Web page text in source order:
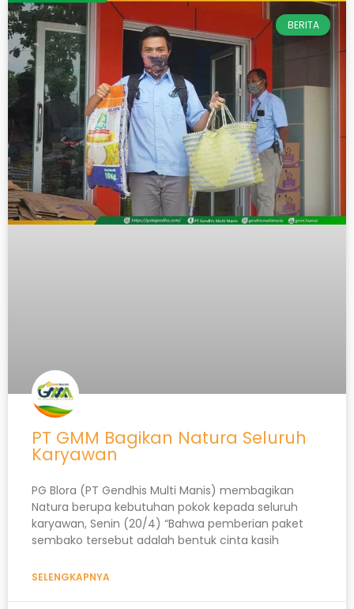
BERITA
PT GMM Bagikan Natura Seluruh
Karyawan
PG Blora (PT Gendhis Multi Manis) membagikan
Natura berupa kebutuhan pokok kepada seluruh
karyawan, Senin (20/4) “Bahwa pemberian paket
sembako tersebut adalah bentuk cinta kasih
SELENGKAPNYA